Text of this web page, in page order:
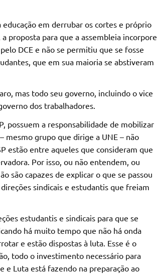
em derrubar os cortes e próprio
proposta para que a assembleia incorpore
DCE e não se permitiu que se fosse
que em sua maioria se abstiveram
mas todo seu governo, incluindo o vice
dos trabalhadores.
possuem a responsabilidade de mobilizar
mesmo grupo que dirige a UNE – não
estão entre aqueles que consideram que
Por isso, ou não entendem, ou
são capazes de explicar o que se passou
sindicais e estudantis que freiam
estudantis e sindicais para que se
há muito tempo que não há onda
e estão dispostas à luta. Esse é o
todo o investimento necessário para
e Luta está fazendo na preparação ao